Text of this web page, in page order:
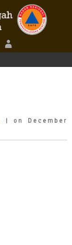
| on December